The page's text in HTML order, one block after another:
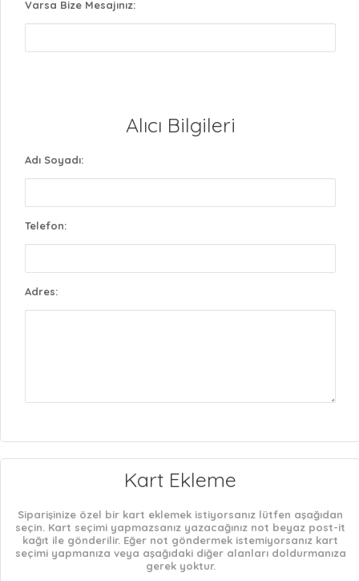
Varsa Bize Mesajınız:
Alıcı Bilgileri
Adı Soyadı:
Telefon:
Adres:
Kart Ekleme
Siparişinize özel bir kart eklemek istiyorsanız lütfen aşağıdan
seçin. Kart seçimi yapmazsanız yazacağınız not beyaz post-it
kağıt ile gönderilir. Eğer not göndermek istemiyorsanız kart
seçimi yapmanıza veya aşağıdaki diğer alanları doldurmanıza
gerek yoktur.